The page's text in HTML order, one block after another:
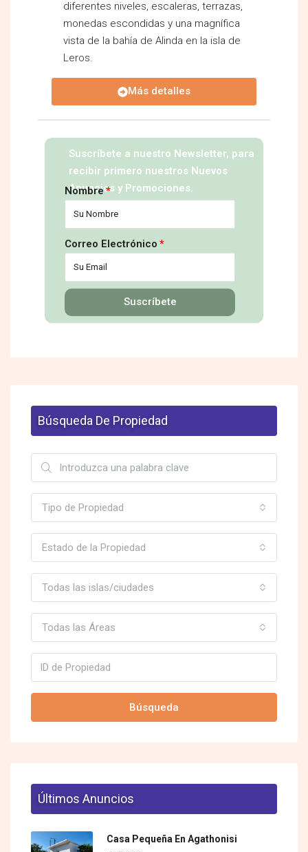
diferentes niveles, escaleras, terrazas,
monedas escondidas y una magnífica
vista de la bahía de Alinda en la isla de
Leros.
Más detalles
Suscríbete a nuestro Newsletter, para
recibir primero nuestros Nuevos
Anuncios y Promociones.
Nombre
Correo Electrónico
Suscríbete
Búsqueda De Propiedad
Tipo de Propiedad
Estado de la Propiedad
Todas las islas/ciudades
Todas las Áreas
Búsqueda
Últimos Anuncios
Casa Pequeña En Agathonisi